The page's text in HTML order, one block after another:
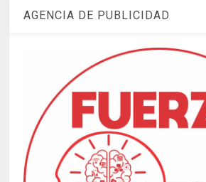
AGENCIA DE PUBLICIDAD